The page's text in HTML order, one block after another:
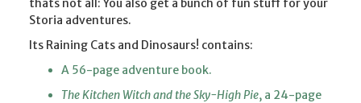
thats not all: You also get a bunch of fun stuff for your
Storia adventures.
Its Raining Cats and Dinosaurs! contains:
A 56-page adventure book.
The Kitchen Witch and the Sky-High Pie, a 24-page